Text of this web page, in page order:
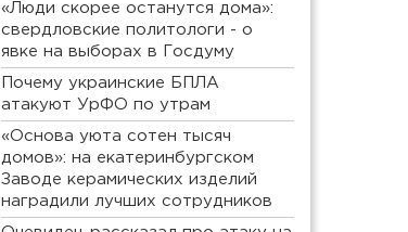
«Люди скорее останутся дома»:
свердловские политологи - о
явке на выборах в Госдуму
Почему украинские БПЛА
атакуют УрФО по утрам
«Основа уюта сотен тысяч
домов»: на екатеринбургском
Заводе керамических изделий
наградили лучших сотрудников